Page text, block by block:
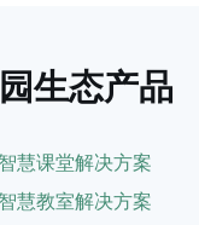
生态产品
智慧课堂解决方案
智慧教室解决方案